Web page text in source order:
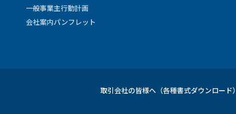
一般事業主行動計画
会社案内パンフレット
取引会社の皆様へ（各種書式ダウンロード）